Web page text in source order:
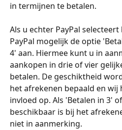
in termijnen te betalen.
Als u echter PayPal
PayPal mogelijk de optie
4' aan. Hiermee kunt u in
aankopen in drie of vier
betalen. De geschiktheid
het afrekenen bepaald en wij
invloed op. Als 'Betalen in 3'
beschikbaar is bij het
niet in aanmerking.